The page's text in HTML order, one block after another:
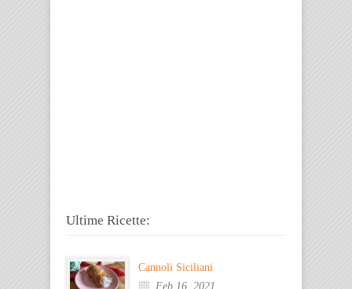
Ultime Ricette:
Cannoli Siciliani
Feb 16, 2021